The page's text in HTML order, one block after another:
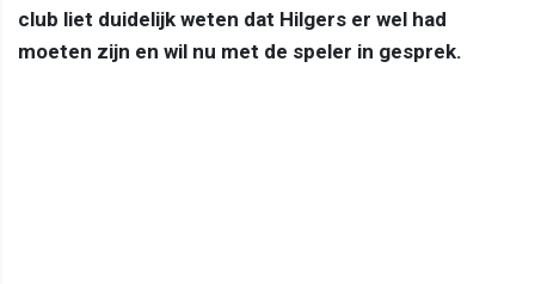
club liet duidelijk weten dat Hilgers er wel had
moeten zijn en wil nu met de speler in gesprek.